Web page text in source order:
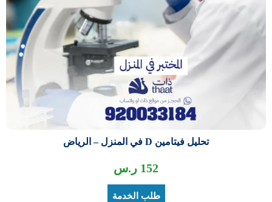
تحليل فيتامين D في المنزل – الرياض
152 ر.س
طلب الخدمة